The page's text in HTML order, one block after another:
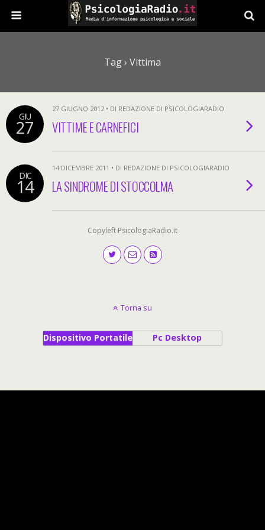
Tag › Vittima
GIU
27
27 GIUGNO 2012 • DI REDAZIONE DI PSICOLOGIARADIO
VITTIME E CARNEFICI
DIC
14
14 DICEMBRE 2011 • DI REDAZIONE DI PSICOLOGIARADIO
LA SINDROME DI STOCCOLMA
Copyleft PsicologiaRadio.it
Torna su
Dispositivo Portatile Pc Desktop